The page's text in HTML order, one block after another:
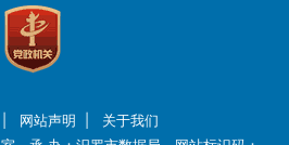
网站声明
关于我们